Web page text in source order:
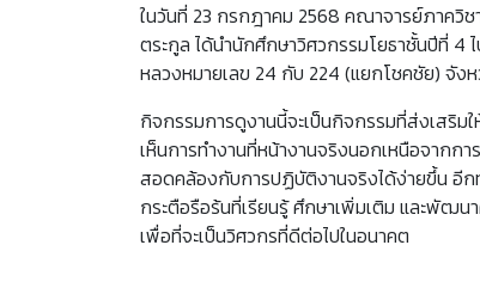
ในวันที่ 23 กรกฎาคม 2568 คณาจารย์ภาควิช
ตระกูล ได้นำนักศึกษาวิศวกรรมโยธาชั้นปีที่ 4
หลวงหมายเลข 24 กับ 224 (แยกโชคชัย) จั
กิจกรรมการดูงานนี้จะเป็นกิจกรรมที่ส่งเสริม
เห็นการทำงานที่หน้างานจริงนอกเหนือจากกา
สอดคล้องกับการปฏิบัติงานจริงได้ง่ายขึ้น อีก
กระตือรือร้นที่เรียนรู้ ศึกษาเพิ่มเติม และพัฒ
เพื่อที่จะเป็นวิศวกรที่ดีต่อไปในอนาคต